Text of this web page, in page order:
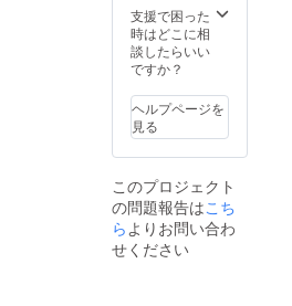
支援で困った
時はどこに相
談したらいい
ですか？
ヘルプページを
見る
このプロジェクト
の問題報告はこち
ら よりお問い合わ
せください